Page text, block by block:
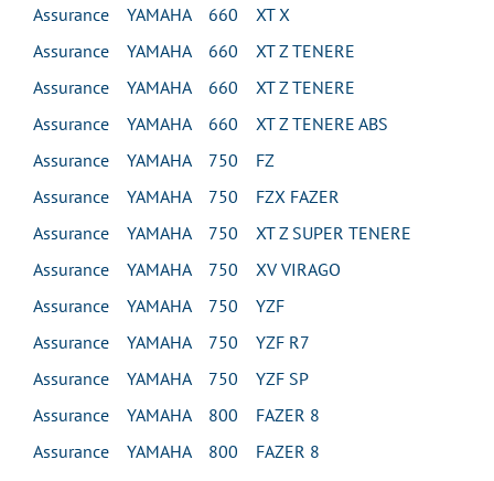
Assurance YAMAHA 660 XT X
Assurance YAMAHA 660 XT Z TENERE
Assurance YAMAHA 660 XT Z TENERE
Assurance YAMAHA 660 XT Z TENERE ABS
Assurance YAMAHA 750 FZ
Assurance YAMAHA 750 FZX FAZER
Assurance YAMAHA 750 XT Z SUPER TENERE
Assurance YAMAHA 750 XV VIRAGO
Assurance YAMAHA 750 YZF
Assurance YAMAHA 750 YZF R7
Assurance YAMAHA 750 YZF SP
Assurance YAMAHA 800 FAZER 8
Assurance YAMAHA 800 FAZER 8